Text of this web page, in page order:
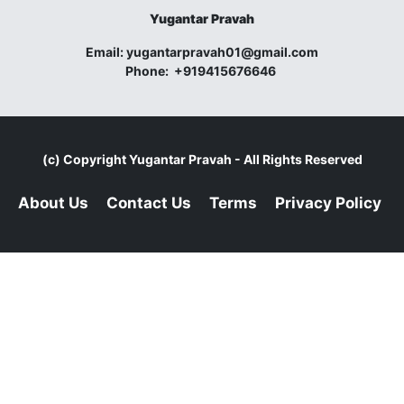
Yugantar Pravah
Email:yugantarpravah01@gmail.com
Phone: +919415676646
(c) CopyrightYugantar Pravah - All Rights Reserved
About Us Contact Us Terms Privacy Policy